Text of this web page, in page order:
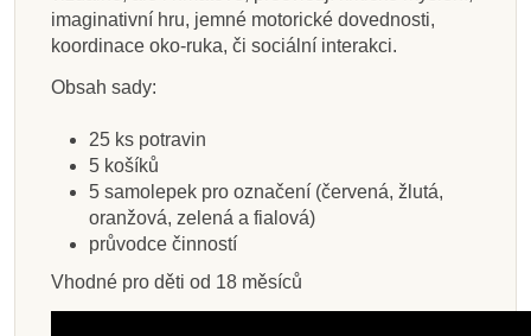
Zobrazit detail Přidat do košíku
Přidat do košíku Přidat do košíku
Přidat do košíku Přidat do košíku
Přidat do košíku Přidat do košíku
imaginativní hru, jemné motorické dovednosti,
koordinace oko-ruka, či sociální interakci.
Obsah sady:
25 ks potravin
5 košíků
5 samolepek pro označení (červená, žlutá,
oranžová, zelená a fialová)
průvodce činností
Vhodné pro děti od 18 měsíců